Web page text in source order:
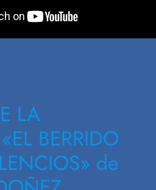
LA
BERRIDO
de